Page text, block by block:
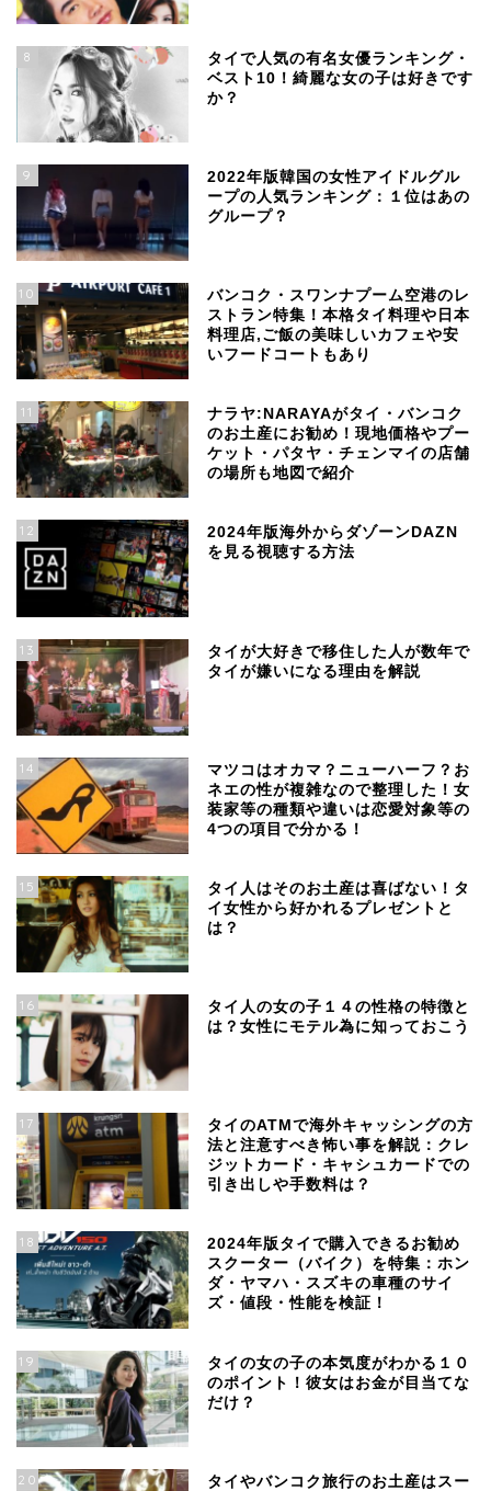
8
タイで人気の有名女優ランキング・
ベスト10！綺麗な女の子は好きです
か？
9
2022年版韓国の女性アイドルグル
ープの人気ランキング：１位はあの
グループ？
10
バンコク・スワンナプーム空港のレ
ストラン特集！本格タイ料理や日本
料理店,ご飯の美味しいカフェや安
いフードコートもあり
11
ナラヤ:NARAYAがタイ・バンコク
のお土産にお勧め！現地価格やプー
ケット・パタヤ・チェンマイの店舗
の場所も地図で紹介
12
2024年版海外からダゾーンDAZN
を見る視聴する方法
13
タイが大好きで移住した人が数年で
タイが嫌いになる理由を解説
14
マツコはオカマ？ニューハーフ？お
ネエの性が複雑なので整理した！女
装家等の種類や違いは恋愛対象等の
4つの項目で分かる！
15
タイ人はそのお土産は喜ばない！タ
イ女性から好かれるプレゼントと
は？
16
タイ人の女の子１４の性格の特徴と
は？女性にモテル為に知っておこう
17
タイのATMで海外キャッシングの方
法と注意すべき怖い事を解説：クレ
ジットカード・キャシュカードでの
引き出しや手数料は？
18
2024年版タイで購入できるお勧め
スクーター（バイク）を特集：ホン
ダ・ヤマハ・スズキの車種のサイ
ズ・値段・性能を検証！
19
タイの女の子の本気度がわかる１０
のポイント！彼女はお金が目当てな
だけ？
20
タイやバンコク旅行のお土産はスー